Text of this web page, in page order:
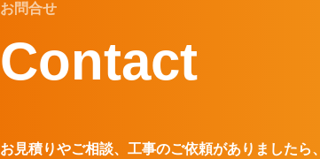
お問合せ
Contact
お見積りやご相談、工事のご依頼がありましたら、